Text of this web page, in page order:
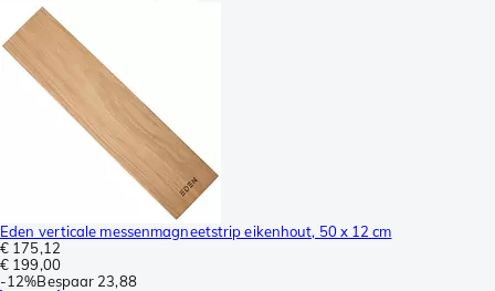
Eden verticale messenmagneetstrip eikenhout, 50 x 12 cm
€ 175,12
€ 199,00
-12%Bespaar 23,88